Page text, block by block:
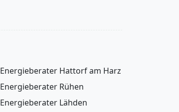
Energieberater Hattorf am Harz
Energieberater Rühen
Energieberater Lähden